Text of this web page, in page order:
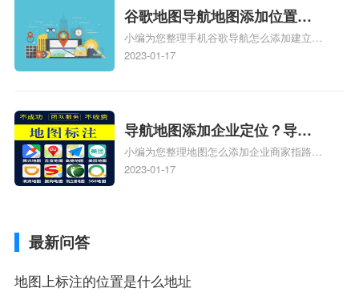
服务中心位置、抖音突然不显示定位了相关
地图标注知识，详情可查看下方正文！
谷歌地图导航地图添加位置？
添加谷歌地图导航位置？
小编为您整理手机谷歌导航怎么添加建立多
人位置、如何在地图，谷歌地图添加公司位
2023-01-17
导航地图添加企业定位？导航
定位企业？
小编为您整理地图怎么添加企业商家指路人
地图标注服务中心铺名称、地图怎么添加企
2023-01-17
最新问答
地图上标注的位置是什么地址